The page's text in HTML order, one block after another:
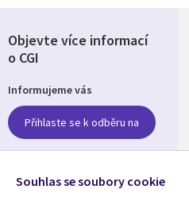
Objevte více informací
o CGI
Informujeme vás
Přihlaste se k odběru na
Follow us
Souhlas se soubory cookie